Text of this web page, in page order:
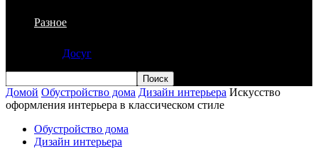
Разное
Досуг
Домой Обустройство дома Дизайн интерьера Искусство
оформления интерьера в классическом стиле
Обустройство дома
Дизайн интерьера